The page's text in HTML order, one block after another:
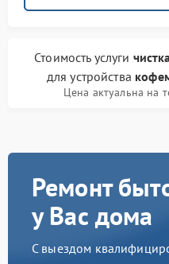
Стоимость услуги
для устройства
Цена актуальна на
Ремонт
у Вас дома
С выездом